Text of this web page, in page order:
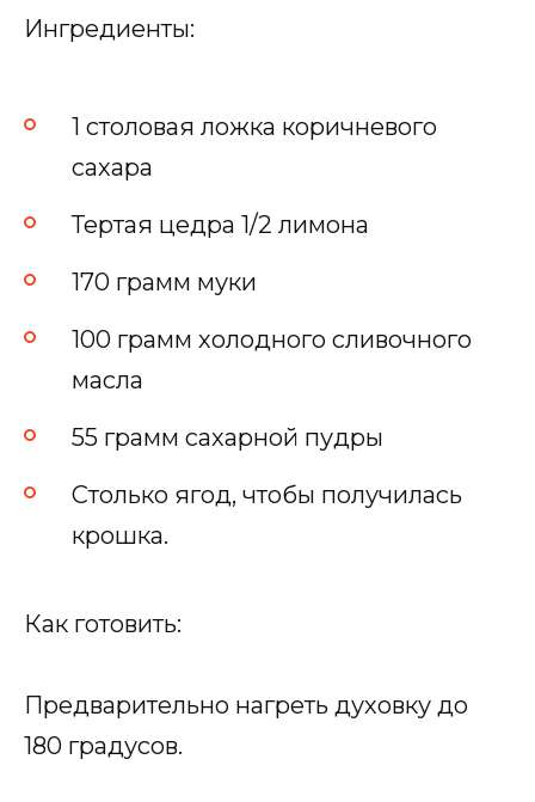
Ингредиенты:
1 столовая ложка коричневого
сахара
Тертая цедра 1/2 лимона
170 грамм муки
100 грамм холодного сливочного
масла
55 грамм сахарной пудры
Столько ягод, чтобы получилась
крошка.
Как готовить:
Предварительно нагреть духовку до
180 градусов.